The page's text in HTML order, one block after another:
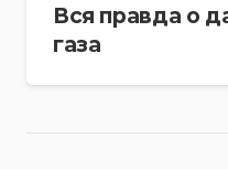
Вся правда о
газа